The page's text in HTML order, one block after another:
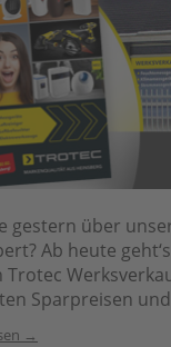
gestern über
Ab heute
Trotec
Sparpreisen